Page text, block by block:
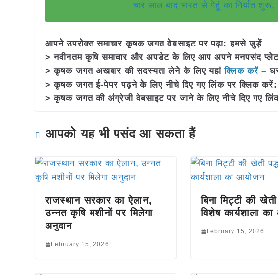
चार साल बाद भारत से गेहूं का निर्यात
आपने उपरोक्त समाचार कृषक जगत वेबसाइट पर पढ़ा: हमसे जुड़ें
> नवीनतम कृषि समाचार और अपडेट के लिए आप अपने मनपसंद
> कृषक जगत अखबार की सदस्यता लेने के लिए यहांक्लिक करें– घर
> कृषक जगत ई-पेपर पढ़ने के लिए नीचे दिए गए लिंक पर क्लिक करें:
> कृषक जगत की अंग्रेजी वेबसाइट पर जाने के लिए नीचे दिए गए
आपको यह भी पसंद आ सकता हैं
राजस्थान सरकार का ऐलान,
उन्नत कृषि मशीनों पर मिलेगा
अनुदान
February 15, 2026
बिना मिट्टी की
विशेष कार्यशाला
February 15, 2026